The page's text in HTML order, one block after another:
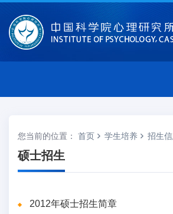
您当前的位置： 首页 学生培养 招生
硕士招生
2012年硕士招生简章